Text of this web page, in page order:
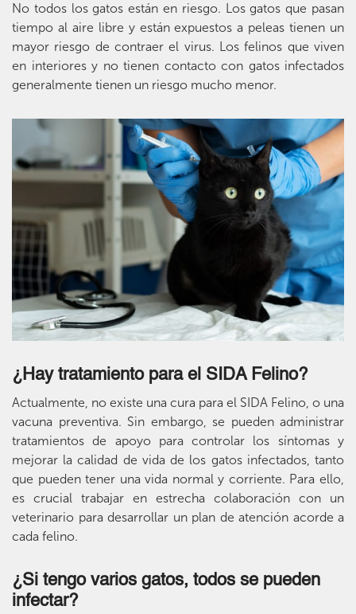
No todos los gatos están en riesgo. Los gatos que pasan
tiempo al aire libre y están expuestos a peleas tienen un
mayor riesgo de contraer el virus. Los felinos que viven
en interiores y no tienen contacto con gatos infectados
generalmente tienen un riesgo mucho menor.
¿Hay tratamiento para el SIDA Felino?
Actualmente, no existe una cura para el SIDA Felino, o una
vacuna preventiva. Sin embargo, se pueden administrar
tratamientos de apoyo para controlar los síntomas y
mejorar la calidad de vida de los gatos infectados, tanto
que pueden tener una vida normal y corriente. Para ello,
es crucial trabajar en estrecha colaboración con un
veterinario para desarrollar un plan de atención acorde a
cada felino.
¿Si tengo varios gatos, todos se pueden
infectar?